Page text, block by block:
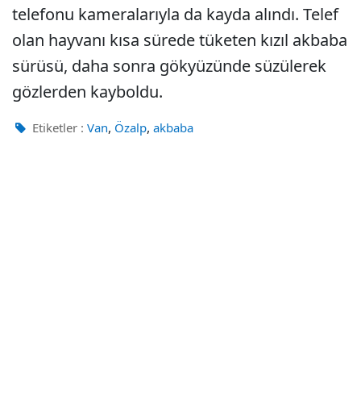
telefonu kameralarıyla da kayda alındı. Telef
olan hayvanı kısa sürede tüketen kızıl akbaba
sürüsü, daha sonra gökyüzünde süzülerek
gözlerden kayboldu.
Etiketler : Van, Özalp, akbaba